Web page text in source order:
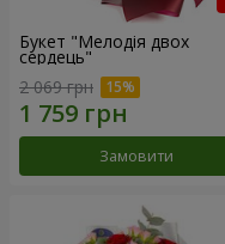
Букет "Мелодія двох
сердець"
2 069 грн
Замовити